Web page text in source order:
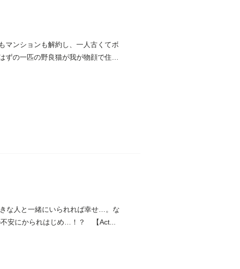
マンションも解約し、一人古くてボ
の一匹の野良猫が我が物顔で住み
な人と一緒にいられれば幸せ…。な
安にかられはじめ…！？ 【Act...